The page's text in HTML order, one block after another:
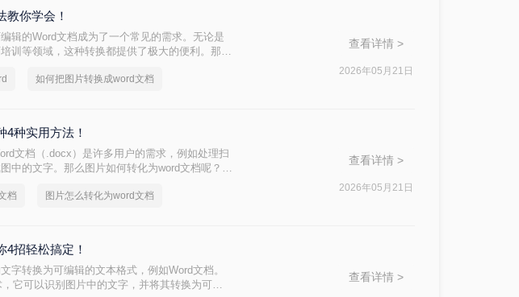
教你学会！
辑的Word文档成为了一个常见的需求。无论是
训等领域，这种转换都提供了极大的便利。那么
如何把图片转换成word文档
查看详情 >
2026年05月21日
4种实用方法！
文档（.docx）是许多用户的需求，例如处理扫
中的文字。那么图片如何转化为word文档呢？本
档 图片怎么转化为word文档
查看详情 >
2026年05月21日
4招轻松搞定！
字转换为可编辑的文本格式，例如Word文档。
它可以识别图片中的文字，并将其转换为可编
查看详情 >